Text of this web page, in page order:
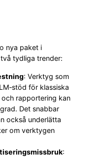
nya paket i
tydliga trender:
: Verktyg som
för klassiska
rapportering kan
Det snabbar
också underlätta
om verktygen
: